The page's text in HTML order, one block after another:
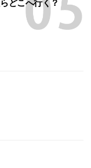
らどこへ行く？